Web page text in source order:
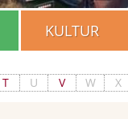
KULTUR
T U V W X